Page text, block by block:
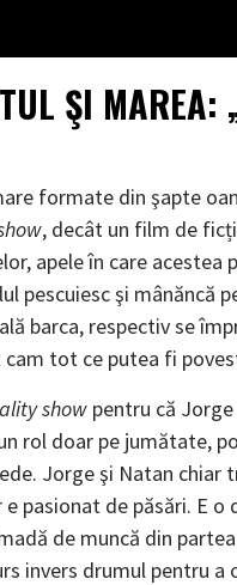
ŞI MAREA:
formate din şapte
, decât un film de
apele în care
pescuiesc şi mânăncă
barca, respectiv se
tot ce putea fi
show pentru că
rol doar pe jumătate,
Jorge şi Natan chiar
pasionat de păsări. E
de muncă din
invers drumul pentru a